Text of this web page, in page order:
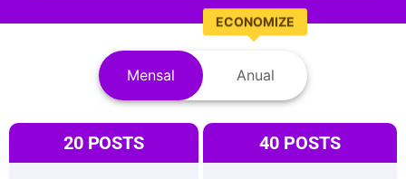
Mensal Anual
20 POSTS 40 POSTS
20 POSTS 40 POSTS